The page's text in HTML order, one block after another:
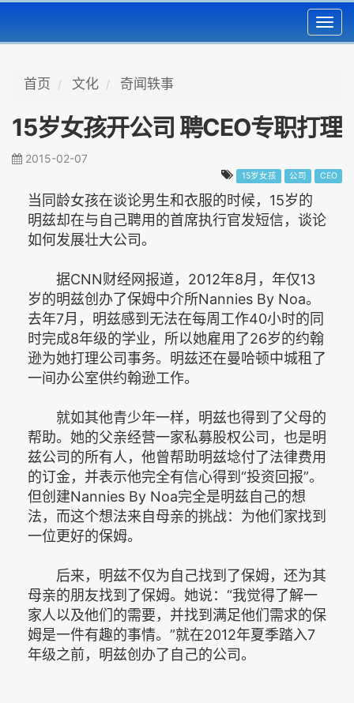
首页 文化 奇闻轶事
15岁女孩开公司 聘CEO专职打理
2015-02-07
15岁女孩 公司 CEO
当同龄女孩在谈论男生和衣服的时候，15岁的
明兹却在与自己聘用的首席执行官发短信，谈论
如何发展壮大公司。
据CNN财经网报道，2012年8月，年仅13
岁的明兹创办了保姆中介所Nannies By Noa。
去年7月，明兹感到无法在每周工作40小时的同
时完成8年级的学业，所以她雇用了26岁的约翰
逊为她打理公司事务。明兹还在曼哈顿中城租了
一间办公室供约翰逊工作。
就如其他青少年一样，明兹也得到了父母的
帮助。她的父亲经营一家私募股权公司，也是明
兹公司的所有人，他曾帮助明兹埝付了法律费用
的订金，并表示他完全有信心得到“投资回报”。
但创建Nannies By Noa完全是明兹自己的想
法，而这个想法来自母亲的挑战：为他们家找到
一位更好的保姆。
后来，明兹不仅为自己找到了保姆，还为其
母亲的朋友找到了保姆。她说：“我觉得了解一
家人以及他们的需要，并找到满足他们需求的保
姆是一件有趣的事情。”就在2012年夏季踏入7
年级之前，明兹创办了自己的公司。